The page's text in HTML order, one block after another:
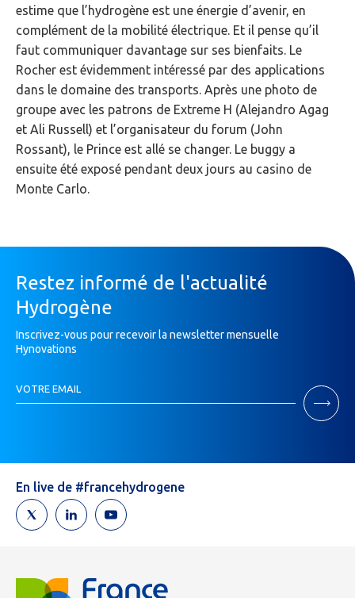
estime que l’hydrogène est une énergie d’avenir, en
complément de la mobilité électrique. Et il pense qu’il
faut communiquer davantage sur ses bienfaits. Le
Rocher est évidemment intéressé par des applications
dans le domaine des transports. Après une photo de
groupe avec les patrons de Extreme H (Alejandro Agag
et Ali Russell) et l’organisateur du forum (John
Rossant), le Prince est allé se changer. Le buggy a
ensuite été exposé pendant deux jours au casino de
Monte Carlo.
Restez informé de l'actualité
Hydrogène
Inscrivez-vous pour recevoir la newsletter mensuelle
Hynovations
Newsletter
VOTRE EMAIL
Si
un
humain,
ne
remplissez
pas
En live de #francehydrogene